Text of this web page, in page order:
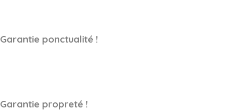
Garantie ponctualité !
Garantie propreté !